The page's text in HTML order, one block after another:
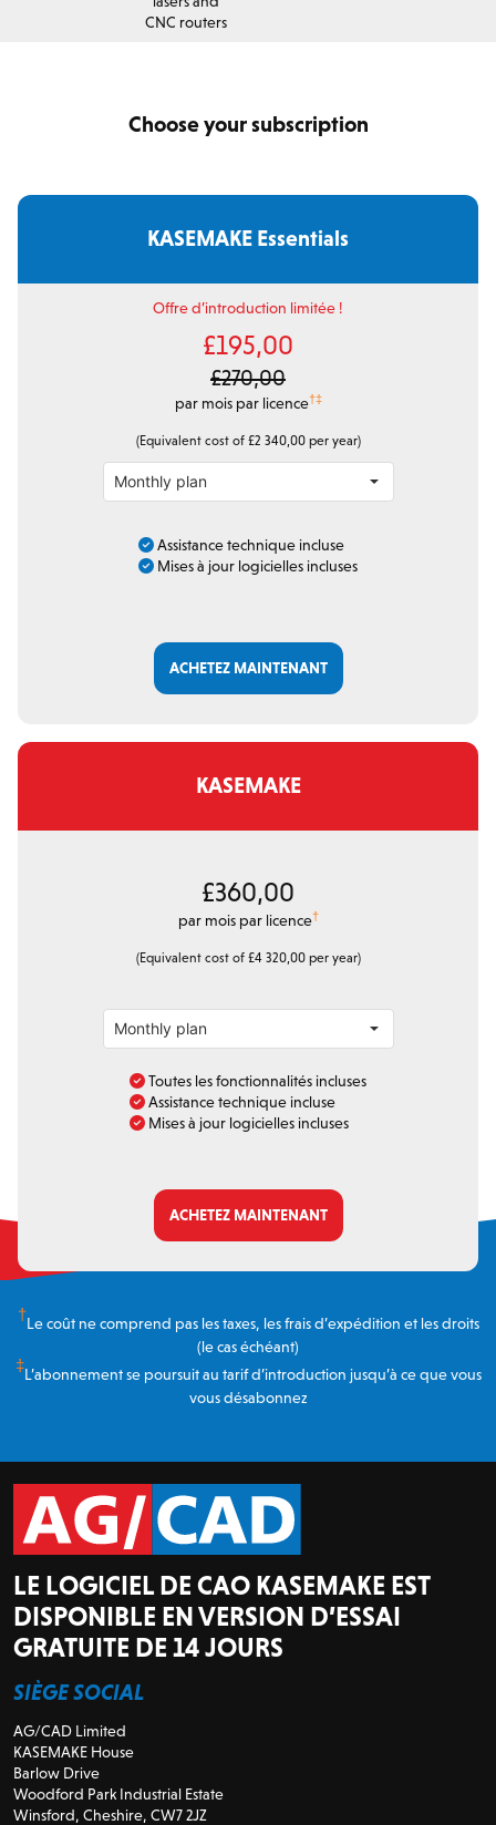
CNC routers
Choose your subscription
KASEMAKE Essentials
Offre d’introduction limitée !
£195,00
£270,00
par mois par licence†‡
(Equivalent cost of £2 340,00 per year)
Assistance technique incluse
Mises à jour logicielles incluses
ACHETEZ MAINTENANT
KASEMAKE
£360,00
par mois par licence†
(Equivalent cost of £4 320,00 per year)
Toutes les fonctionnalités incluses
Assistance technique incluse
Mises à jour logicielles incluses
ACHETEZ MAINTENANT
†Le coût ne comprend pas les taxes, les frais d’expédition et les droits
(le cas échéant)
‡L’abonnement se poursuit au tarif d’introduction jusqu’à ce que vous
vous désabonnez
LE LOGICIEL DE CAO KASEMAKE EST
DISPONIBLE EN VERSION D’ESSAI
GRATUITE DE 14 JOURS
SIÈGE SOCIAL
AG/CAD Limited
KASEMAKE House
Barlow Drive
Woodford Park Industrial Estate
Winsford, Cheshire, CW7 2JZ